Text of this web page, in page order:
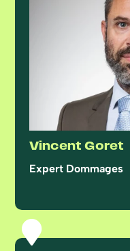
Vincent Goret
Expert Dommages
